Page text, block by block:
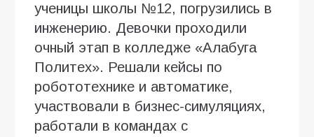
ученицы школы №12, погрузились в
инженерию. Девочки проходили
очный этап в колледже «Алабуга
Политех». Решали кейсы по
робототехнике и автоматике,
участвовали в бизнес-симуляциях,
работали в командах с